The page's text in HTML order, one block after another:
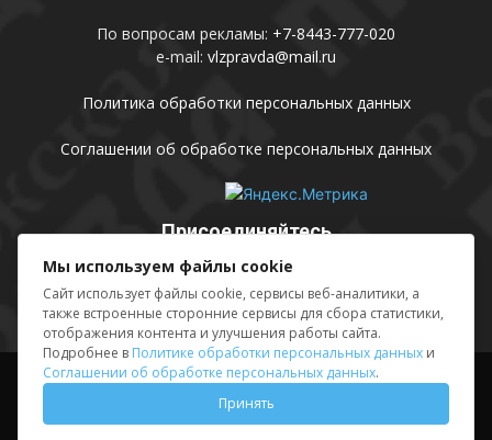
По вопросам рекламы: +7-8443-777-020
e-mail: vlzpravda@mail.ru
Политика обработки персональных данных
Соглашении об обработке персональных данных
Присоединяйтесь
Выходные данные Sing in
© АМУ «Редакция газеты «Волжская правда», 2012-2026
Мы используем файлы cookie
Сайт использует файлы cookie, сервисы веб-аналитики, а
также встроенные сторонние сервисы для сбора статистики,
отображения контента и улучшения работы сайта.
Подробнее в Политике обработки персональных данных и
Соглашении об обработке персональных данных.
Принять